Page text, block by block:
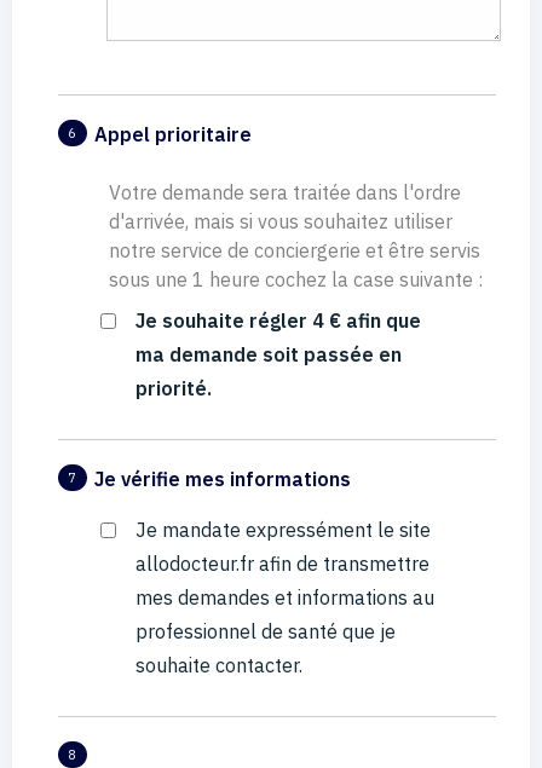
6 Appel prioritaire
Votre demande sera traitée dans l'ordre
d'arrivée, mais si vous souhaitez utiliser
notre service de conciergerie et être servis
sous une 1 heure cochez la case suivante :
Je souhaite régler 4 € afin que
ma demande soit passée en
priorité.
7 Je vérifie mes informations
Je mandate expressément le site
allodocteur.fr afin de transmettre
mes demandes et informations au
professionnel de santé que je
souhaite contacter.
8